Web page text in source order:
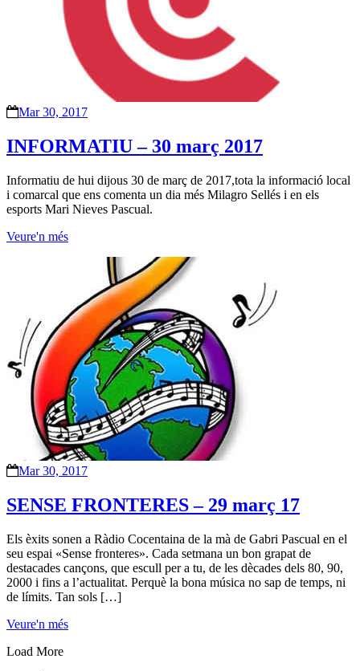
Mar 30, 2017
INFORMATIU – 30 març 2017
Informatiu de hui dijous 30 de març de 2017,tota la informació local
i comarcal que ens comenta un dia més Milagro Sellés i en els
esports Mari Nieves Pascual.
Veure'n més
Mar 30, 2017
SENSE FRONTERES – 29 març 17
Els èxits sonen a Ràdio Cocentaina de la mà de Gabri Pascual en el
seu espai «Sense fronteres». Cada setmana un bon grapat de
destacades cançons, que escull per a tu, de les dècades dels 80, 90,
2000 i fins a l’actualitat. Perquè la bona música no sap de temps, ni
de límits. Tan sols […]
Veure'n més
Load More